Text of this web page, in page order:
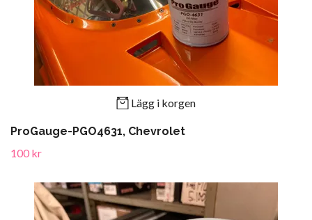
Lägg i korgen
ProGauge-PGO4631, Chevrolet
100 kr